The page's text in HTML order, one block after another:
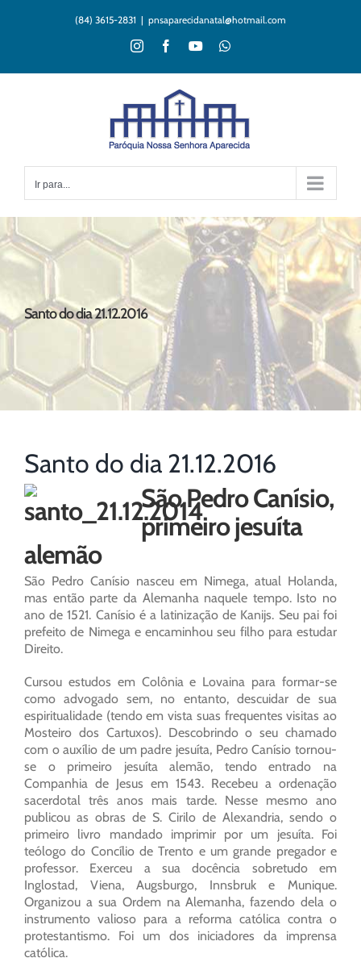
(84) 3615-2831 | pnsaparecidanatal@hotmail.com
InstagramFacebookYouTubeWhatsApp
Ir para...
Santo do dia 21.12.2016
Santo do dia 21.12.2016
São Pedro Canísio,
primeiro jesuíta
alemão
São Pedro Canísio nasceu em Nimega, atual Holanda,
mas então parte da Alemanha naquele tempo. Isto no
ano de 1521. Canísio é a latinização de Kanijs. Seu pai foi
prefeito de Nimega e encaminhou seu filho para estudar
Direito.
Cursou estudos em Colônia e Lovaina para formar-se
como advogado sem, no entanto, descuidar de sua
espiritualidade (tendo em vista suas frequentes visitas ao
Mosteiro dos Cartuxos). Descobrindo o seu chamado
com o auxílio de um padre jesuíta, Pedro Canísio tornou-
se o primeiro jesuíta alemão, tendo entrado na
Companhia de Jesus em 1543. Recebeu a ordenação
sacerdotal três anos mais tarde. Nesse mesmo ano
publicou as obras de S. Cirilo de Alexandria, sendo o
primeiro livro mandado imprimir por um jesuíta. Foi
teólogo do Concílio de Trento e um grande pregador e
professor. Exerceu a sua docência sobretudo em
Inglostad, Viena, Augsburgo, Innsbruk e Munique.
Organizou a sua Ordem na Alemanha, fazendo dela o
instrumento valioso para a reforma católica contra o
protestantismo. Foi um dos iniciadores da imprensa
católica.